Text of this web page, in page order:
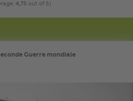
4,75 out of 5)
Guerre mondiale